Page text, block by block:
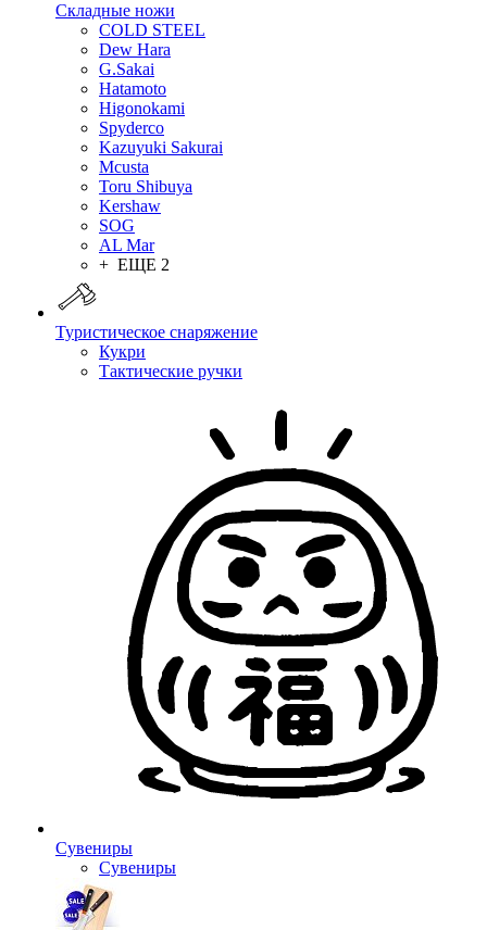
Складные ножи
COLD STEEL
Dew Hara
G.Sakai
Hatamoto
Higonokami
Spyderco
Kazuyuki Sakurai
Mcusta
Toru Shibuya
Kershaw
SOG
AL Mar
+ ЕЩЕ 2
Туристическое снаряжение
Кукри
Тактические ручки
Сувениры
Сувениры